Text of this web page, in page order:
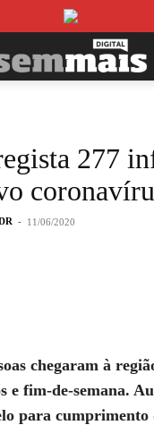
277
- 11/06/2020
chegaram à
e fim-de-semana.
para cumprimento